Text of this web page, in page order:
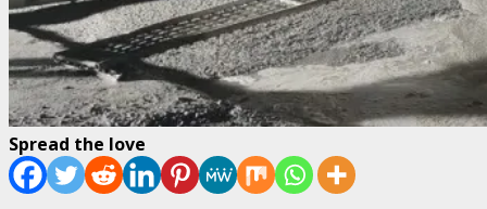
Spread the love